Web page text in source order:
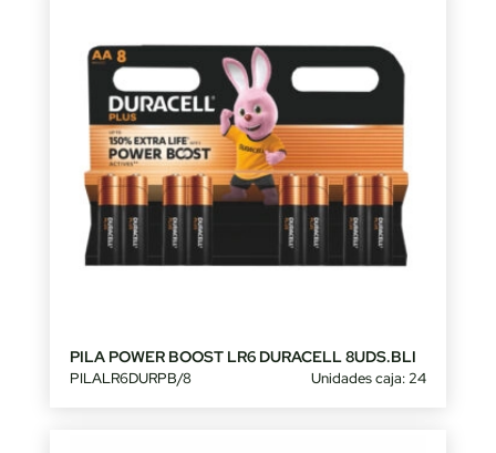
PILA POWER BOOST LR6 DURACELL 8UDS.BLI
PILALR6DURPB/8 Unidades caja: 24